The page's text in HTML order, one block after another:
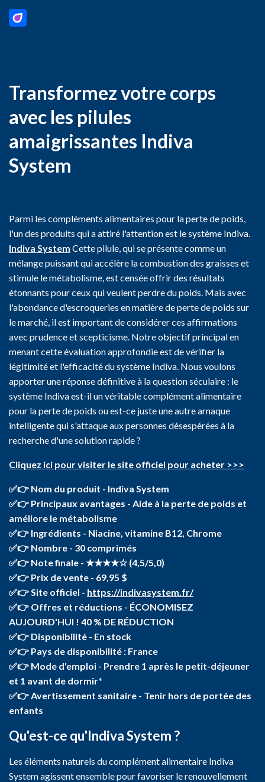
Transformez votre corps
avec les pilules
amaigrissantes Indiva
System
Parmi les compléments alimentaires pour la perte de poids,
l'un des produits qui a attiré l'attention est le système Indiva.
Indiva System Cette pilule, qui se présente comme un
mélange puissant qui accélère la combustion des graisses et
stimule le métabolisme, est censée offrir des résultats
étonnants pour ceux qui veulent perdre du poids. Mais avec
l'abondance d'escroqueries en matière de perte de poids sur
le marché, il est important de considérer ces affirmations
avec prudence et scepticisme. Notre objectif principal en
menant cette évaluation approfondie est de vérifier la
légitimité et l'efficacité du système Indiva. Nous voulons
apporter une réponse définitive à la question séculaire : le
système Indiva est-il un véritable complément alimentaire
pour la perte de poids ou est-ce juste une autre arnaque
intelligente qui s'attaque aux personnes désespérées à la
recherche d'une solution rapide ?
Cliquez ici pour visiter le site officiel pour acheter >>>
✅👉 Nom du produit - Indiva System
✅👉 Principaux avantages - Aide à la perte de poids et
améliore le métabolisme
✅👉 Ingrédients - Niacine, vitamine B12, Chrome
✅👉 Nombre - 30 comprimés
✅👉 Note finale - ★★★★☆ (4,5/5,0)
✅👉 Prix de vente - 69,95 $
✅👉 Site officiel - https://indivasystem.fr/
✅👉 Offres et réductions - ÉCONOMISEZ
AUJOURD'HUI ! 40 % DE RÉDUCTION
✅👉 Disponibilité - En stock
✅👉 Pays de disponibilité : France
✅👉 Mode d'emploi - Prendre 1 après le petit-déjeuner
et 1 avant de dormir*
✅👉 Avertissement sanitaire - Tenir hors de portée des
enfants
Qu'est-ce qu'Indiva System ?
Les éléments naturels du complément alimentaire Indiva
System agissent ensemble pour favoriser le renouvellement